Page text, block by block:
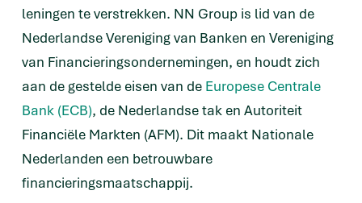
leningen te verstrekken. NN Group is lid van de
Nederlandse Vereniging van Banken en Vereniging
van Financieringsondernemingen, en houdt zich
aan de gestelde eisen van de Europese Centrale
Bank (ECB), de Nederlandse tak en Autoriteit
Financiële Markten (AFM). Dit maakt Nationale
Nederlanden een betrouwbare
financieringsmaatschappij.